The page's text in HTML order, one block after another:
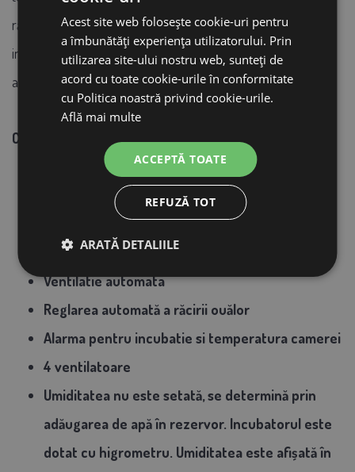
rămâne în funcțiune. La sfârșitul timpului de răcire,
incubatorul revine la temperatura normală și alarma este
activată automat.
CARACTERISTICI CHEIE DE VACANȚĂ:
Fabricat în EUROPA - Marea Britanie (calitate
Usi cu izolatie dubla si plexiglas
Rotirea automată a ouălor
Ventilatie automata
Reglarea automată a răcirii ouălor
Alarma pentru incubatie si temperatura camerei
4 ventilatoare
Umiditatea nu este setată, se determină prin
adăugarea de apă în rezervor. Incubatorul este
dotat cu higrometru. Umiditatea este afișată în
Acest site web folosește cookie-uri pentru
a îmbunătăți experiența utilizatorului. Prin
utilizarea site-ului nostru web, sunteți de
acord cu toate cookie-urile în conformitate
cu Politica noastră privind cookie-urile.
Află mai multe
ACCEPTĂ TOATE
REFUZĂ TOT
ARATĂ DETALIILE